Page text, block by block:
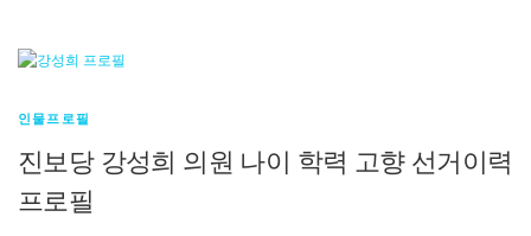
인물프로필
진보당 강성희 의원 나이 학력 고향 선거이력
프로필